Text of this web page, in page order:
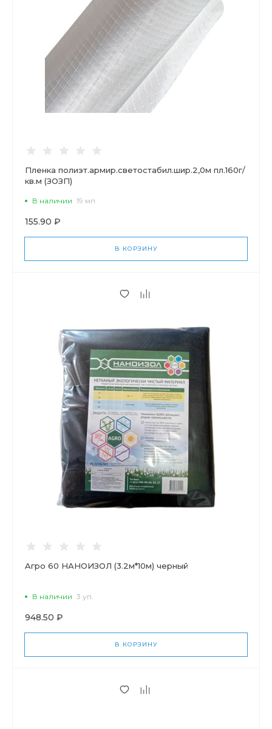
Пленка полиэт.армир.светостабил.шир.2,0м пл.160г/
кв.м (ЗОЗП)
В наличии 19 мп
155.90 ₽
В КОРЗИНУ
Aгро 60 НАНОИЗОЛ (3.2м*10м) черный
В наличии 3 уп.
948.50 ₽
В КОРЗИНУ